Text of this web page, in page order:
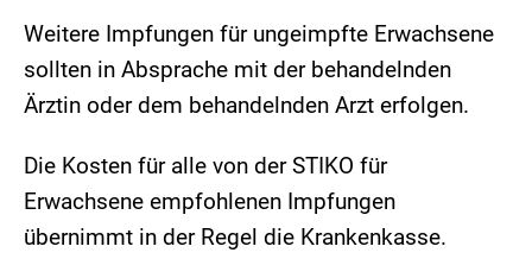
Weitere Impfungen für ungeimpfte Erwachsene
sollten in Absprache mit der behandelnden
Ärztin oder dem behandelnden Arzt erfolgen.
Die Kosten für alle von der STIKO für
Erwachsene empfohlenen Impfungen
übernimmt in der Regel die Krankenkasse.